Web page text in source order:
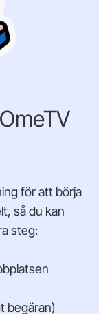
för att börja
så du kan
steg:
begäran)